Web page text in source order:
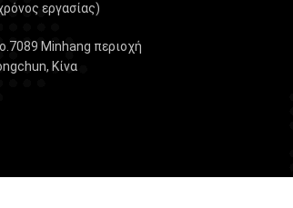
εργασίας)
Minhang περιοχή
Κίνα